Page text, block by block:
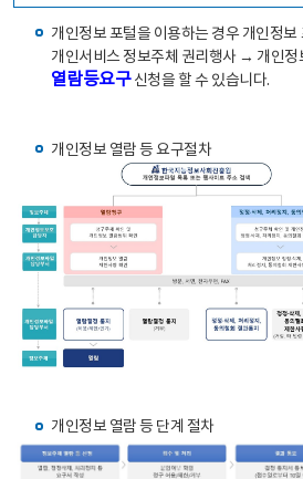
개인정보 포털을 이용하는 경우 개인정
개인서비스 정보주체 권리행사 → 개인
열람등요구신청을 할 수 있습니다.
개인정보 열람 등 요구절차
개인정보 열람 등 단계 절차